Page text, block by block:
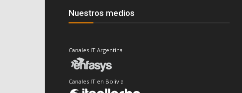
Nuestros medios
Canales IT Argentina
Canales IT en Bolivia